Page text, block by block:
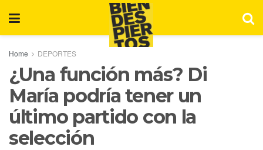
Home DEPORTES
¿Una función más? Di
María podría tener un
último partido con la
selección